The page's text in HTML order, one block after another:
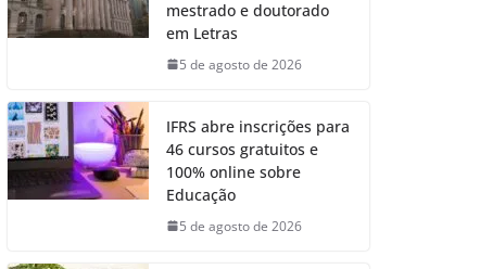
mestrado e doutorado
em Letras
5 de agosto de 2026
IFRS abre inscrições para
46 cursos gratuitos e
100% online sobre
Educação
5 de agosto de 2026